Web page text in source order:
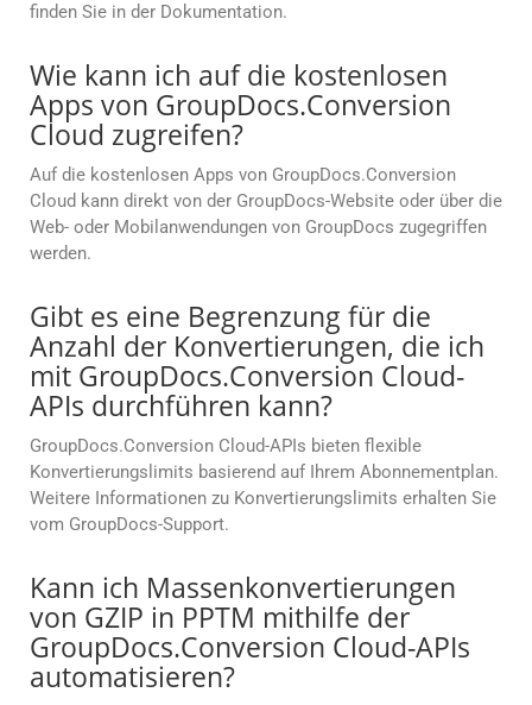
finden Sie in der Dokumentation.
Wie kann ich auf die kostenlosen
Apps von GroupDocs.Conversion
Cloud zugreifen?
Auf die kostenlosen Apps von GroupDocs.Conversion
Cloud kann direkt von der GroupDocs-Website oder über die
Web- oder Mobilanwendungen von GroupDocs zugegriffen
werden.
Gibt es eine Begrenzung für die
Anzahl der Konvertierungen, die ich
mit GroupDocs.Conversion Cloud-
APIs durchführen kann?
GroupDocs.Conversion Cloud-APIs bieten flexible
Konvertierungslimits basierend auf Ihrem Abonnementplan.
Weitere Informationen zu Konvertierungslimits erhalten Sie
vom GroupDocs-Support.
Kann ich Massenkonvertierungen
von GZIP in PPTM mithilfe der
GroupDocs.Conversion Cloud-APIs
automatisieren?